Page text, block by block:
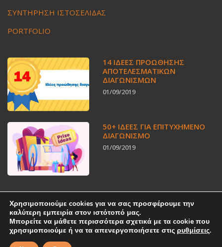
ΣΥΝΤΗΡΗΣΗ ΙΣΤΟΣΕΛΙΔΑΣ
PORTFOLIO
14 ΙΔΈΕΣ ΠΡΟΏΘΗΣΗΣ
ΑΠΟΤΕΛΕΣΜΑΤΙΚΏΝ
ΔΙΑΓΩΝΙΣΜΏΝ
01/09/2019
50+ ΙΔΕΕΣ ΓΙΑ ΕΠΙΤΥΧΗΜΕΝΟ
ΔΙΑΓΩΝΙΣΜΟ
01/09/2019
Χρησιμοποιούμε cookies για να σας προσφέρουμε την
καλύτερη εμπειρία στον ιστότοπό μας.
Μπορείτε να μάθετε περισσότερα σχετικά με τα cookie που
χρησιμοποιούμε ή να τα απενεργοποιήσετε στις ρυθμίσεις.